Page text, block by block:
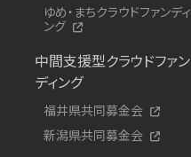
ゆめ・まちクラウドファンディ
ング
中間支援型クラウドファン
ディング
福井県共同募金会
新潟県共同募金会